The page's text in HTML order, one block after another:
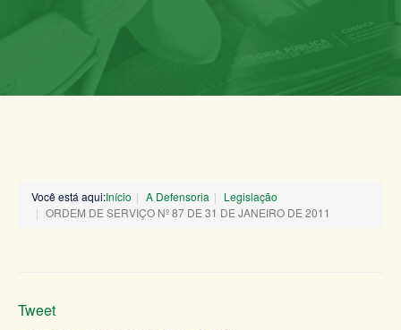
Você está aqui:Início A Defensoria
Legislação
ORDEM DE SERVIÇO Nº 87 DE 31 DE JANEIRO DE 2011
Tweet